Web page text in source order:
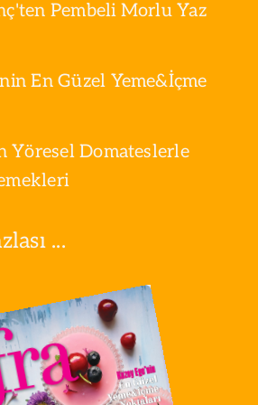
Pembeli Morlu Yaz
En Güzel Yeme&İçme
Yöresel Domateslerle
...